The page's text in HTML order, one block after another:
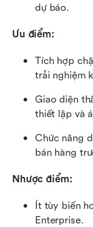
dự báo.
Ưu điểm:
Tích hợp
trải nghiệm
Giao diện
thiết lập và
Chức năng
bán hàng
Nhược điểm:
Ít tùy biến
Enterprise.